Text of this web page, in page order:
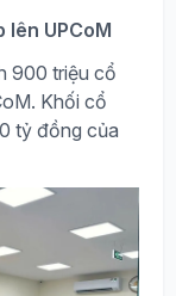
UPCoM
900 triệu cổ
Khối cổ
tỷ đồng của